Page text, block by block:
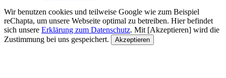
Wir benutzen cookies und teilweise Google wie zum Beispiel
reChapta, um unsere Webseite optimal zu betreiben. Hier befindet
sich unsere Erklärung zum Datenschutz. Mit [Akzeptieren] wird die
Zustimmung bei uns gespeichert.
Akzeptieren